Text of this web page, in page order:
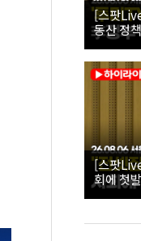
[스팟
동산 정
대토론회
[스팟
회에 첫
시 부동